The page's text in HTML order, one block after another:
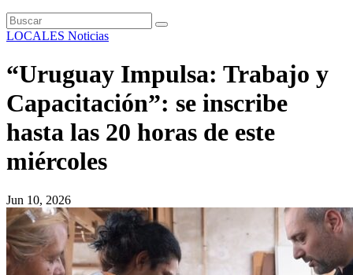
LOCALES Noticias
“Uruguay Impulsa: Trabajo y
Capacitación”: se inscribe
hasta las 20 horas de este
miércoles
Jun 10, 2026